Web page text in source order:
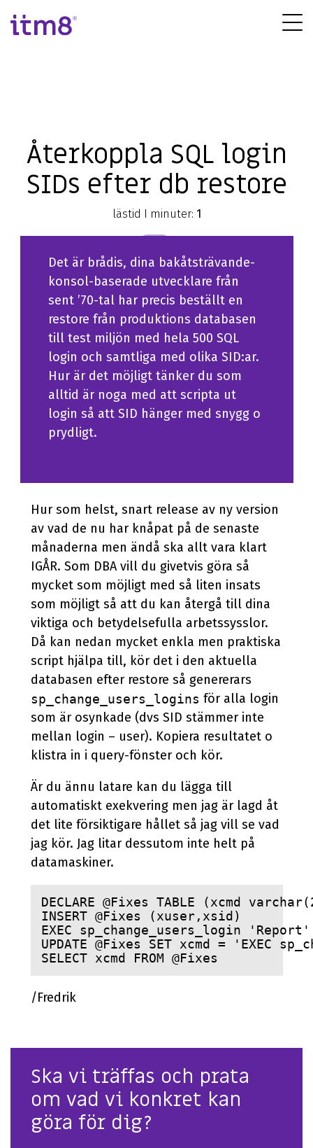
direkte
Nätverk och kommunikation
IT-licenser
IT-rådgivning
IT-projektledning
Processutveckling
Förändringsledning
IT Governance
IT förstudie
Dataskydd och GDPR
Återkoppla SQL login
SIDs efter db restore
lästid I minuter: 1
Det är brådis, dina bakåtsträvande-
konsol-baserade utvecklare från
sent ’70-tal har precis beställt en
restore från produktions databasen
till test miljön med hela 500 SQL
login och samtliga med olika SID:ar.
Hur är det möjligt tänker du som
alltid är noga med att scripta ut
login så att SID hänger med snygg o
prydligt.
Hur som helst, snart release av ny version
av vad de nu har knåpat på de senaste
månaderna men ändå ska allt vara klart
IGÅR. Som DBA vill du givetvis göra så
mycket som möjligt med så liten insats
som möjligt så att du kan återgå till dina
viktiga och betydelsefulla arbetssysslor.
Då kan nedan mycket enkla men praktiska
script hjälpa till, kör det i den aktuella
databasen efter restore så genererars
sp_change_users_logins för alla login
som är osynkade (dvs SID stämmer inte
mellan login – user). Kopiera resultatet o
klistra in i query-fönster och kör.
Är du ännu latare kan du lägga till
automatiskt exekvering men jag är lagd åt
det lite försiktigare hållet så jag vill se vad
jag kör. Jag litar dessutom inte helt på
datamaskiner.
DECLARE @Fixes TABLE (xcmd
INSERT @Fixes (xuser,xsid)
EXEC sp_change_users_login 'Report'
UPDATE @Fixes SET xcmd =
SELECT xcmd FROM @Fixes
/Fredrik
Ska vi träffas och prata
om vad vi konkret kan
göra för dig?